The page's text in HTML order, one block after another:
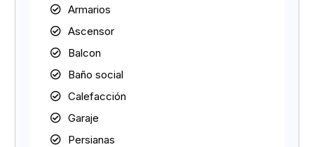
Armarios
Ascensor
Balcon
Baño social
Calefacción
Garaje
Persianas